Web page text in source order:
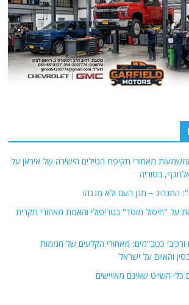
מאחורי תקיפת הטילים הישירה של איראן על
בסוריה
– מגן העם ולא מְגנהו
על "חיסול מוסד" בטריפולי והאמת מאחורי תקרית
ורכיבי כטב"מים: מאחורי הקלעים של חממות
והאיום על ישראל
השייט שאינם מאויישים